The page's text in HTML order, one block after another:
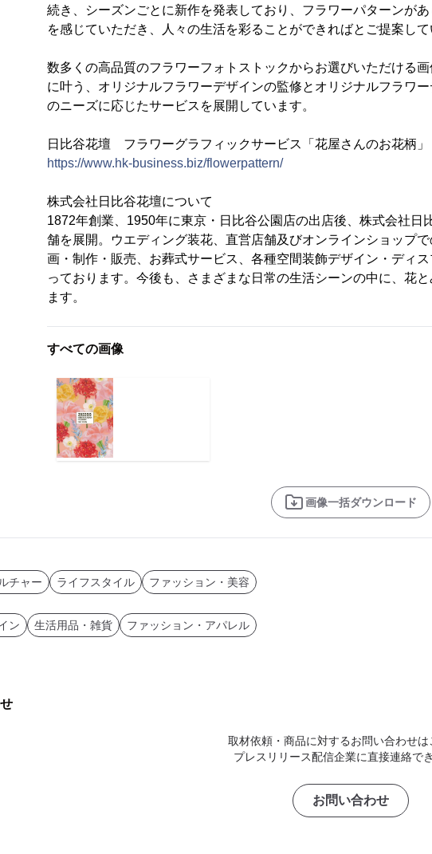
続き、シーズンごとに新作を発表しており、フラワーパターンが
を感じていただき、人々の生活を彩ることができればとご提案して
数多くの高品質のフラワーフォトストックからお選びいただける
に叶う、オリジナルフラワーデザインの監修とオリジナルフラワ
のニーズに応じたサービスを展開しています。
日比谷花壇 フラワーグラフィックサービス「花屋さんのお花
https://www.hk-business.biz/flowerpattern/
株式会社日比谷花壇について
1872年創業、1950年に東京・日比谷公園店の出店後、株式会社日
舗を展開。ウエディング装花、直営店舗及びオンラインショップ
画・制作・販売、お葬式サービス、各種空間装飾デザイン・ディ
っております。今後も、さまざまな日常の生活シーンの中に、花
ます。
すべての画像
画像一括ダウンロード
チャー ライフスタイル ファッション・美容
ン 生活用品・雑貨 ファッション・アパレル
取材依頼・商品に対するお問い合わせは
プレスリリース配信企業に直接連絡でき
お問い合わせ